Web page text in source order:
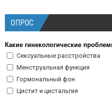
ОПРОС
Какие гинекологические
Сексуальные расстройства
Менструальная функция
Гормональный фон
Цистит и цистальгия